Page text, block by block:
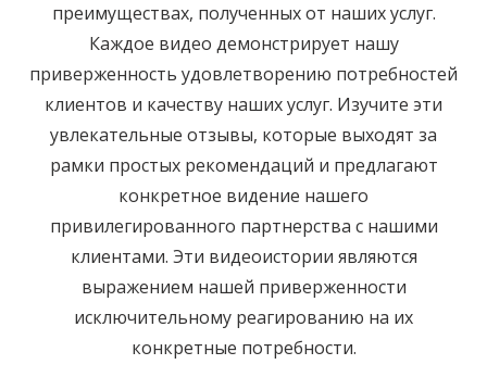
преимуществах, полученных от наших услуг.
Каждое видео демонстрирует нашу
приверженность удовлетворению потребностей
клиентов и качеству наших услуг. Изучите эти
увлекательные отзывы, которые выходят за
рамки простых рекомендаций и предлагают
конкретное видение нашего
привилегированного партнерства с нашими
клиентами. Эти видеоистории являются
выражением нашей приверженности
исключительному реагированию на их
конкретные потребности.